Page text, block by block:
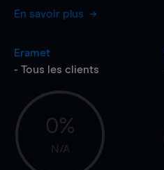
En savoir plus
Eramet
- Tous les clients
0%
N/A